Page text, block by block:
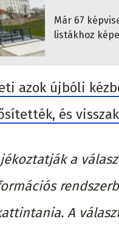
Már 67
listákhoz
azok újbóli
és
a
A